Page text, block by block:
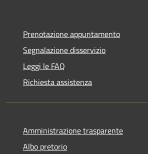
Prenotazione appuntamento
Segnalazione disservizio
Leggi le FAQ
Richiesta assistenza
Amministrazione trasparente
Albo pretorio